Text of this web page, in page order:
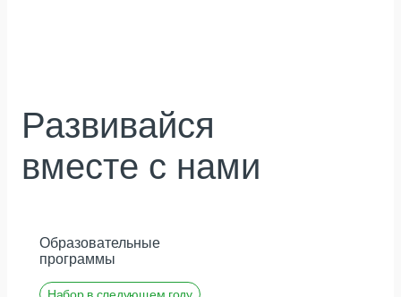
Развивайся
вместе с нами
Образовательные
программы
Набор в следующем году